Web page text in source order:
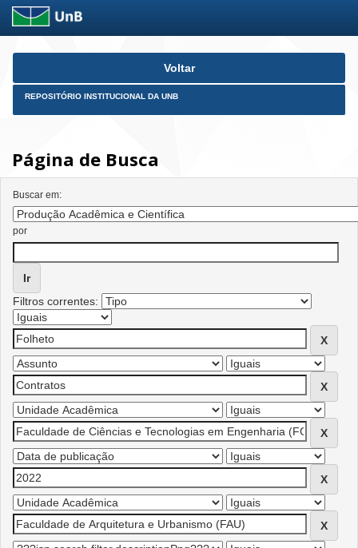
Skip
Voltar
REPOSITÓRIO INSTITUCIONAL DA UNB
Página de Busca
Buscar em:
por
Filtros correntes: